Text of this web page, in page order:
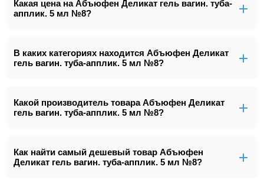
Какая цена на Абъюфен Деликат гель вагин. туба-
апплик. 5 мл №8?
В каких категориях находится Абъюфен Деликат
гель вагин. туба-апплик. 5 мл №8?
Какой производитель товара Абъюфен Деликат
гель вагин. туба-апплик. 5 мл №8?
Как найти самый дешевый товар Абъюфен
Деликат гель вагин. туба-апплик. 5 мл №8?